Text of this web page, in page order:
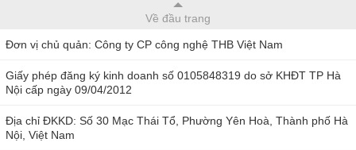
Về đầu trang
Đơn vị chủ quản: Công ty CP công nghệ THB Việt Nam
Giấy phép đăng ký kinh doanh số 0105848319 do sở KHĐT TP Hà
Nội cấp ngày 09/04/2012
Địa chỉ ĐKKD: Số 30 Mạc Thái Tổ, Phường Yên Hoà, Thành phố Hà
Nội, Việt Nam